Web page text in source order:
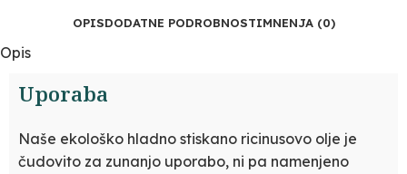
OPISDODATNE PODROBNOSTIMNENJA (0)
Opis
Uporaba
Naše ekološko hladno stiskano ricinusovo olje je
čudovito za zunanjo uporabo, ni pa namenjeno